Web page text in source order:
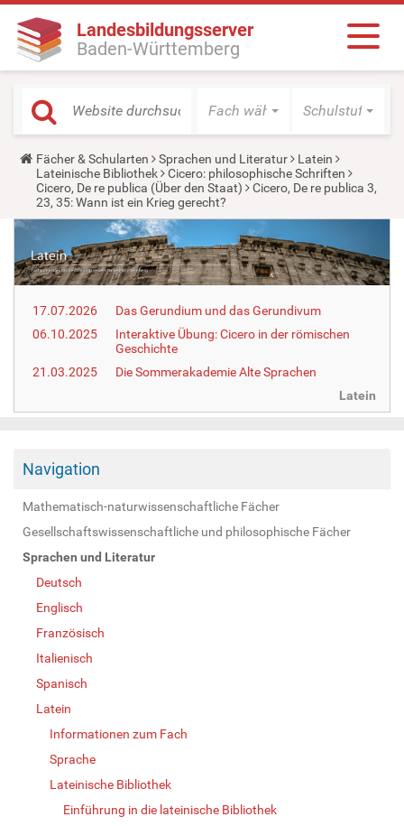
Landesbildungsserver
Baden-Württemberg
Fach wählen Schulstufe
Y
o
u
a
r
e
r
e
Fächer & Schularten Sprachen und Literatur
Latein
Lateinische Bibliothek
Cicero: philosophische Schriften
Cicero, De re publica (Über den Staat)
Cicero, De re publica 3,
23, 35: Wann ist ein Krieg gerecht?
17.07.2026
Das Gerundium und das Gerundivum
06.10.2025
Interaktive Übung: Cicero in der römischen
Geschichte
21.03.2025
Die Sommerakademie Alte Sprachen
Latein
Navigation
Mathematisch-naturwissenschaftliche Fächer
Gesellschaftswissenschaftliche und philosophische Fächer
Sprachen und Literatur
Deutsch
Englisch
Französisch
Italienisch
Spanisch
Latein
Informationen zum Fach
Sprache
Lateinische Bibliothek
Einführung in die lateinische Bibliothek